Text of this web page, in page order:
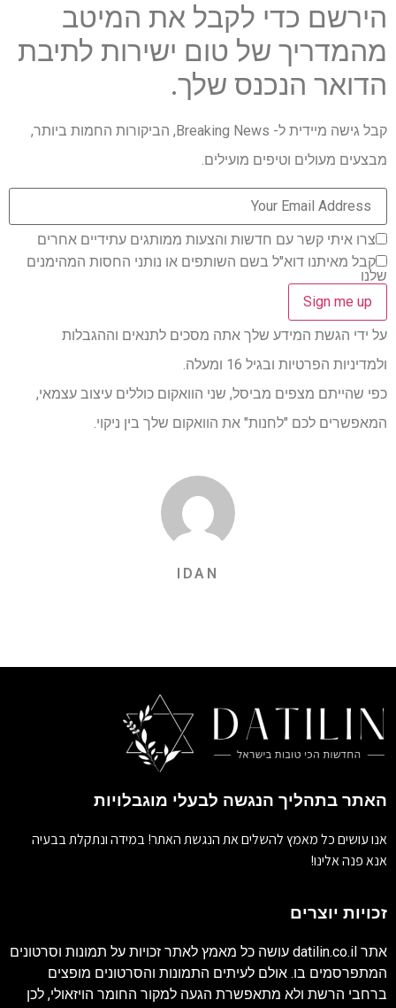
הירשם כדי לקבל את המיטב
מהמדריך של טום ישירות לתיבת
הדואר הנכנס שלך.
קבל גישה מיידית ל- Breaking News, הביקורות החמות ביותר,
מבצעים מעולים וטיפים מועילים.
צרו איתי קשר עם חדשות והצעות ממותגים עתידיים אחרים
קבל מאיתנו דוא"ל בשם השותפים או נותני החסות המהימנים
שלנו
על ידי הגשת המידע שלך אתה מסכים לתנאים וההגבלות
ולמדיניות הפרטיות ובגיל 16 ומעלה.
כפי שהייתם מצפים מביסל, שני הוואקום כוללים עיצוב עצמאי,
המאפשרים לכם "לחנות" את הוואקום שלך בין ניקוי.
IDAN
האתר בתהליך הנגשה לבעלי מוגבלויות
אנו עושים כל מאמץ להשלים את הנגשת האתר! במידה ונתקלת בבעיה
אנא פנה אלינו!
זכויות יוצרים
אתר datilin.co.il עושה כל מאמץ לאתר זכויות על תמונות וסרטונים
המתפרסמים בו. אולם לעיתים התמונות והסרטונים מופצים
ברחבי הרשת ולא מתאפשרת הגעה למקור החומר הויזאולי, לכן